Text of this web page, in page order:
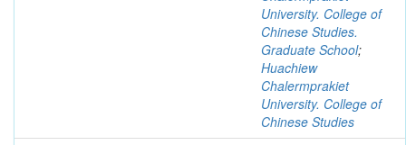
University. College of
Chinese Studies.
Graduate School;
Huachiew
Chalermprakiet
University. College of
Chinese Studies